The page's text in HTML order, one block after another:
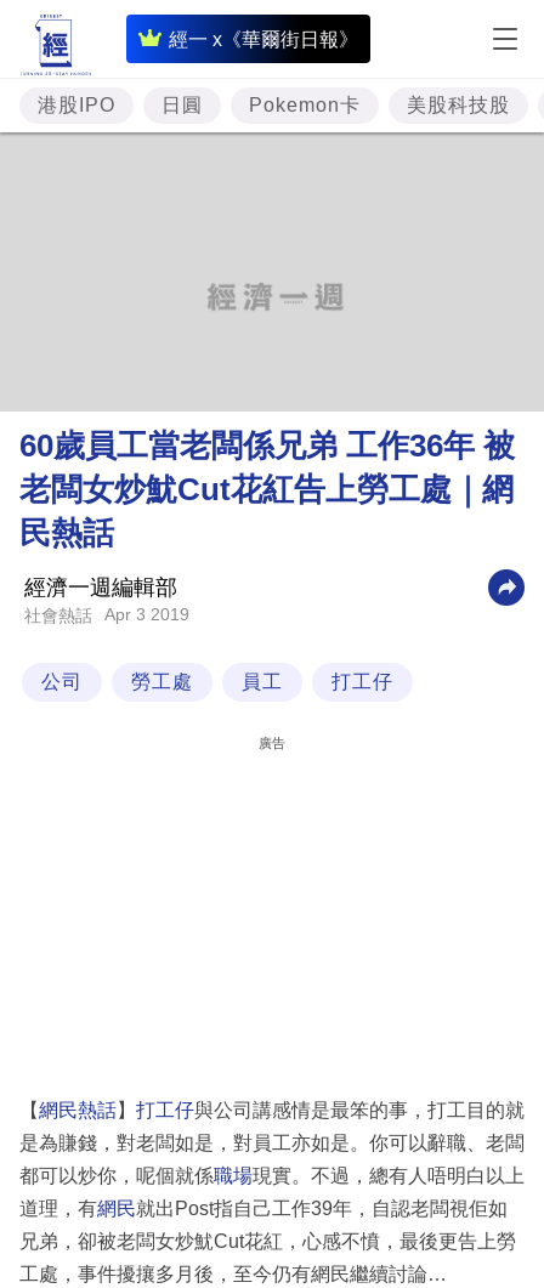
經一 x《華爾街日報》
即
時
財
經
理
財
商
科
技
場
港股IPO 日圓 Pokemon卡 美股科技股
60歲員工當老闆係兄弟 工作36年 被
老闆女炒魷Cut花紅告上勞工處｜網
民熱話
經濟一週編輯部
社會熱話 Apr 3 2019
公司 勞工處 員工 打工仔
廣告
【網民熱話】 打工仔與公司講感情是最笨的事，打工目的就
是為賺錢，對老闆如是，對員工亦如是。你可以辭職、老闆
都可以炒你，呢個就係職場現實。不過，總有人唔明白以上
道理，有網民就出Post指自己工作39年，自認老闆視佢如
兄弟，卻被老闆女炒魷Cut花紅，心感不憤，最後更告上勞
工處，事件擾攘多月後，至今仍有網民繼續討論…